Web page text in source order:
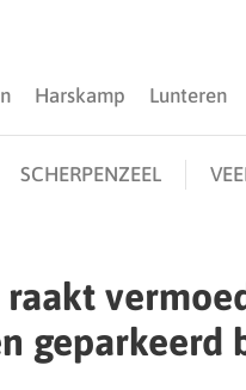
Harskamp Lunteren
SCHERPENZEEL
geparkeerd